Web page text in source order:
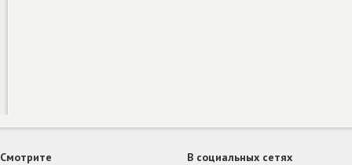
Смотрите В социальных сетях